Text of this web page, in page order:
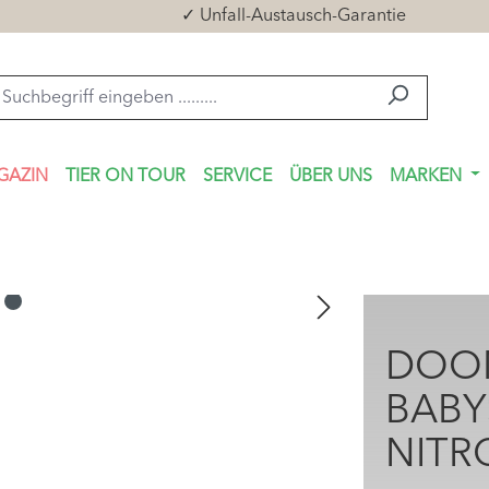
✓ Unfall-Austausch-Garantie
TIER ON TOUR SERVICE ÜBER UNS MARKEN